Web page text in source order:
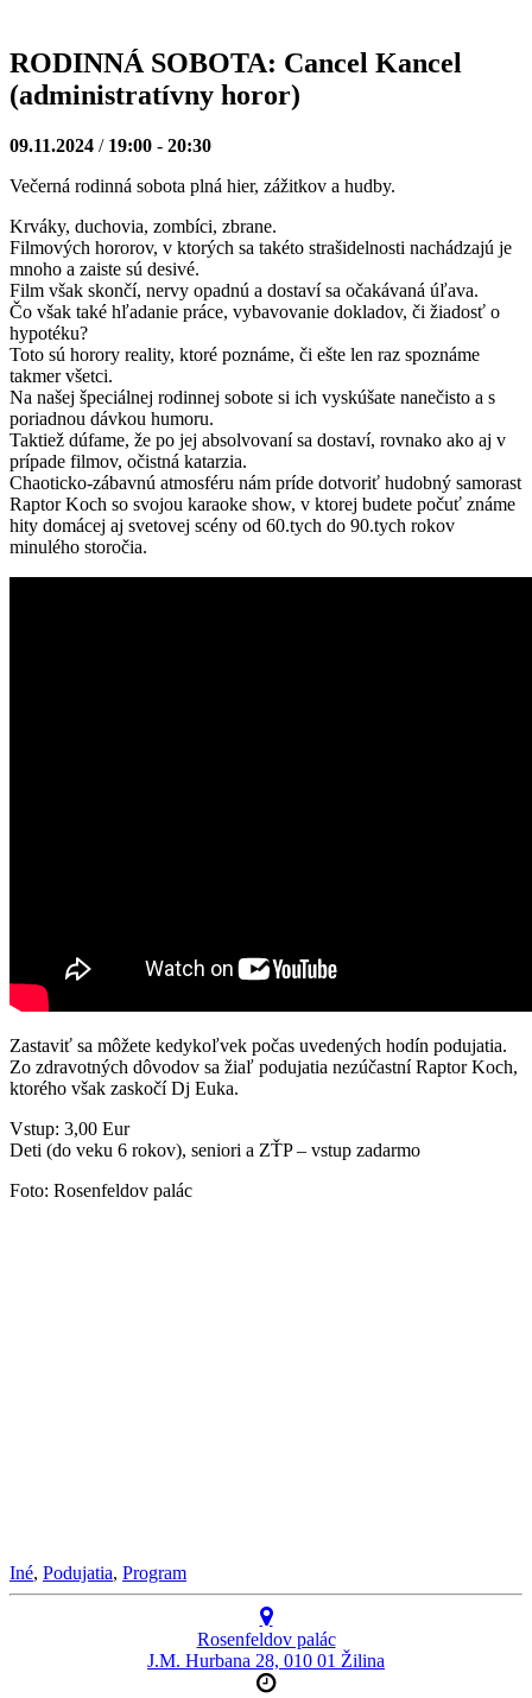
RODINNÁ SOBOTA: Cancel Kancel
(administratívny horor)
09.11.2024 / 19:00 - 20:30
Večerná rodinná sobota plná hier, zážitkov a hudby.
Krváky, duchovia, zombíci, zbrane.
Filmových hororov, v ktorých sa takéto strašidelnosti nachádzajú je
mnoho a zaiste sú desivé.
Film však skončí, nervy opadnú a dostaví sa očakávaná úľava.
Čo však také hľadanie práce, vybavovanie dokladov, či žiadosť o
hypotéku?
Toto sú horory reality, ktoré poznáme, či ešte len raz spoznáme
takmer všetci.
Na našej špeciálnej rodinnej sobote si ich vyskúšate nanečisto a s
poriadnou dávkou humoru.
Taktiež dúfame, že po jej absolvovaní sa dostaví, rovnako ako aj v
prípade filmov, očistná katarzia.
Chaoticko-zábavnú atmosféru nám príde dotvoriť hudobný samorast
Raptor Koch so svojou karaoke show, v ktorej budete počuť známe
hity domácej aj svetovej scény od 60.tych do 90.tych rokov
minulého storočia.
Zastaviť sa môžete kedykoľvek počas uvedených hodín podujatia.
Zo zdravotných dôvodov sa žiaľ podujatia nezúčastní Raptor Koch,
ktorého však zaskočí Dj Euka.
Vstup: 3,00 Eur
Deti (do veku 6 rokov), seniori a ZŤP – vstup zadarmo
Foto: Rosenfeldov palác
Iné, Podujatia, Program
Rosenfeldov palác
J.M. Hurbana 28, 010 01 Žilina